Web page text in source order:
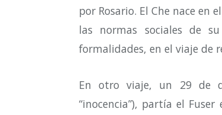
por Rosario. El Che nace en
las normas sociales de
formalidades, en el viaje de
En otro viaje, un 29 de
“inocencia”), partía el